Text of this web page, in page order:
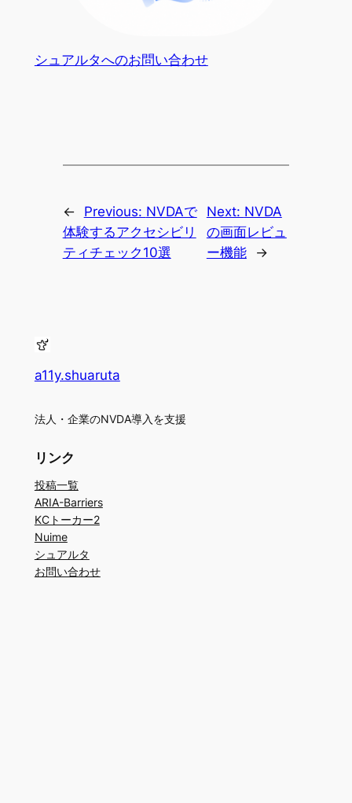
シュアルタへのお問い合わせ
← Previous: NVDAで
体験するアクセシビリ
ティチェック10選
Next: NVDA
の画面レビュ
ー機能
→
a11y.shuaruta
法人・企業のNVDA導入を支援
リンク
投稿一覧
ARIA-Barriers
KCトーカー2
Nuime
シュアルタ
お問い合わせ